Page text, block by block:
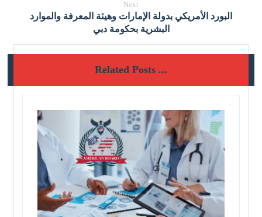
Next
البورد الأمريكي بدولة الإمارات وهيئة المعرفة والموارد
البشرية بحكومة دبي
Related Posts ...